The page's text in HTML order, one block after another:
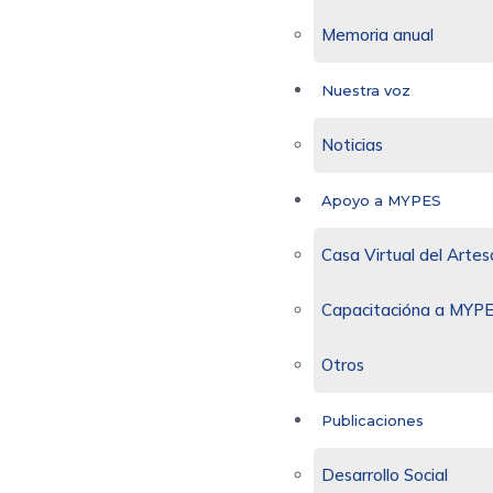
Memoria anual
Nuestra voz
Noticias
Apoyo a MYPES
Casa Virtual del
Capacitacióna a
Otros
Publicaciones
Desarrollo Social